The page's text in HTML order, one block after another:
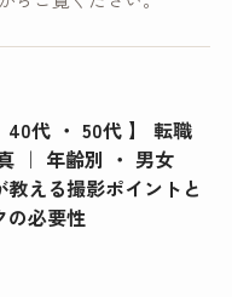
40代 ・ 50代 】 転職
｜ 年齢別 ・ 男女
教える撮影ポイントと
の必要性